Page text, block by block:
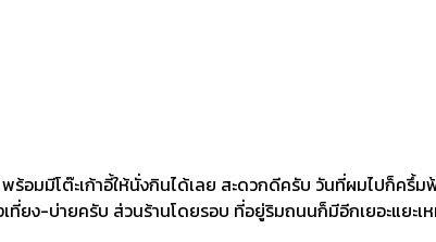
อมมีโต๊ะเก้าอี้ให้นั่งกินได้เลย สะดวกดีครับ วันที่ผมไปก็ค
ที่ยง-บ่ายครับ ส่วนร้านโดยรอบ ที่อยู่ริมถนนก็มีอีกเยอะแยะ